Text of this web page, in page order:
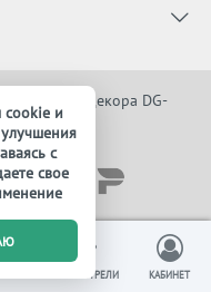
света и декора DG-
ВЫ СМОТРЕЛИ КАБИНЕТ
cookie и
с
свое